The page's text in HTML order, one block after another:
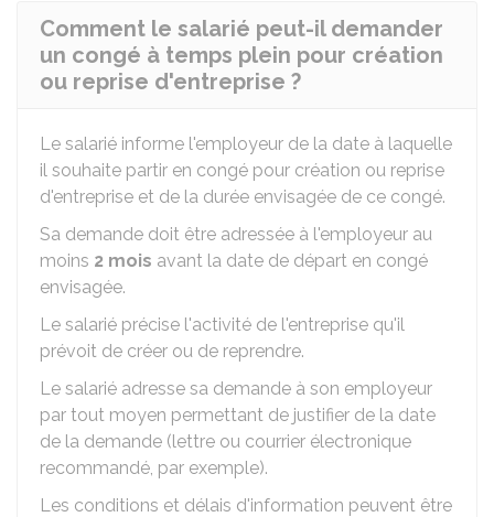
Comment le salarié peut-il demander
un congé à temps plein pour création
ou reprise d'entreprise ?
Le salarié informe l'employeur de la date à laquelle
il souhaite partir en congé pour création ou reprise
d'entreprise et de la durée envisagée de ce congé.
Sa demande doit être adressée à l'employeur au
moins 2 mois avant la date de départ en congé
envisagée.
Le salarié précise l'activité de l'entreprise qu'il
prévoit de créer ou de reprendre.
Le salarié adresse sa demande à son employeur
par tout moyen permettant de justifier de la date
de la demande (lettre ou courrier électronique
recommandé, par exemple).
Les conditions et délais d'information peuvent être